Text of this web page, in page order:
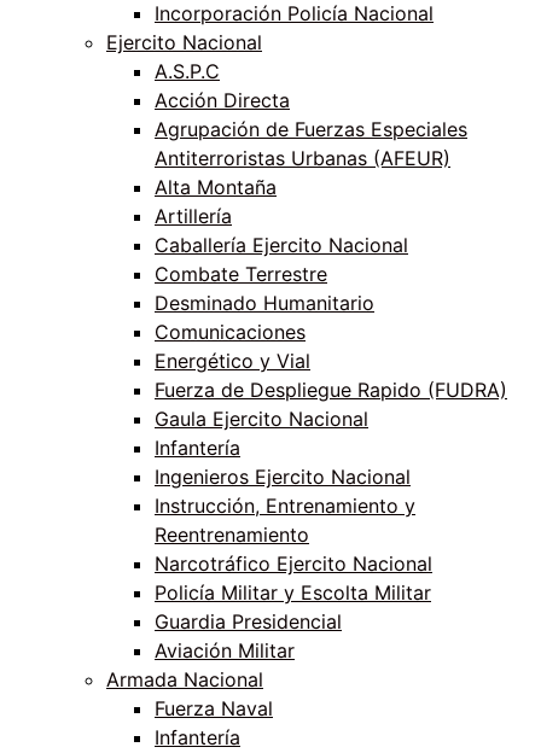
Incorporación Policía Nacional
Ejercito Nacional
A.S.P.C
Acción Directa
Agrupación de Fuerzas Especiales
Antiterroristas Urbanas (AFEUR)
Alta Montaña
Artillería
Caballería Ejercito Nacional
Combate Terrestre
Desminado Humanitario
Comunicaciones
Energético y Vial
Fuerza de Despliegue Rapido (FUDRA)
Gaula Ejercito Nacional
Infantería
Ingenieros Ejercito Nacional
Instrucción, Entrenamiento y
Reentrenamiento
Narcotráfico Ejercito Nacional
Policía Militar y Escolta Militar
Guardia Presidencial
Aviación Militar
Armada Nacional
Fuerza Naval
Infantería